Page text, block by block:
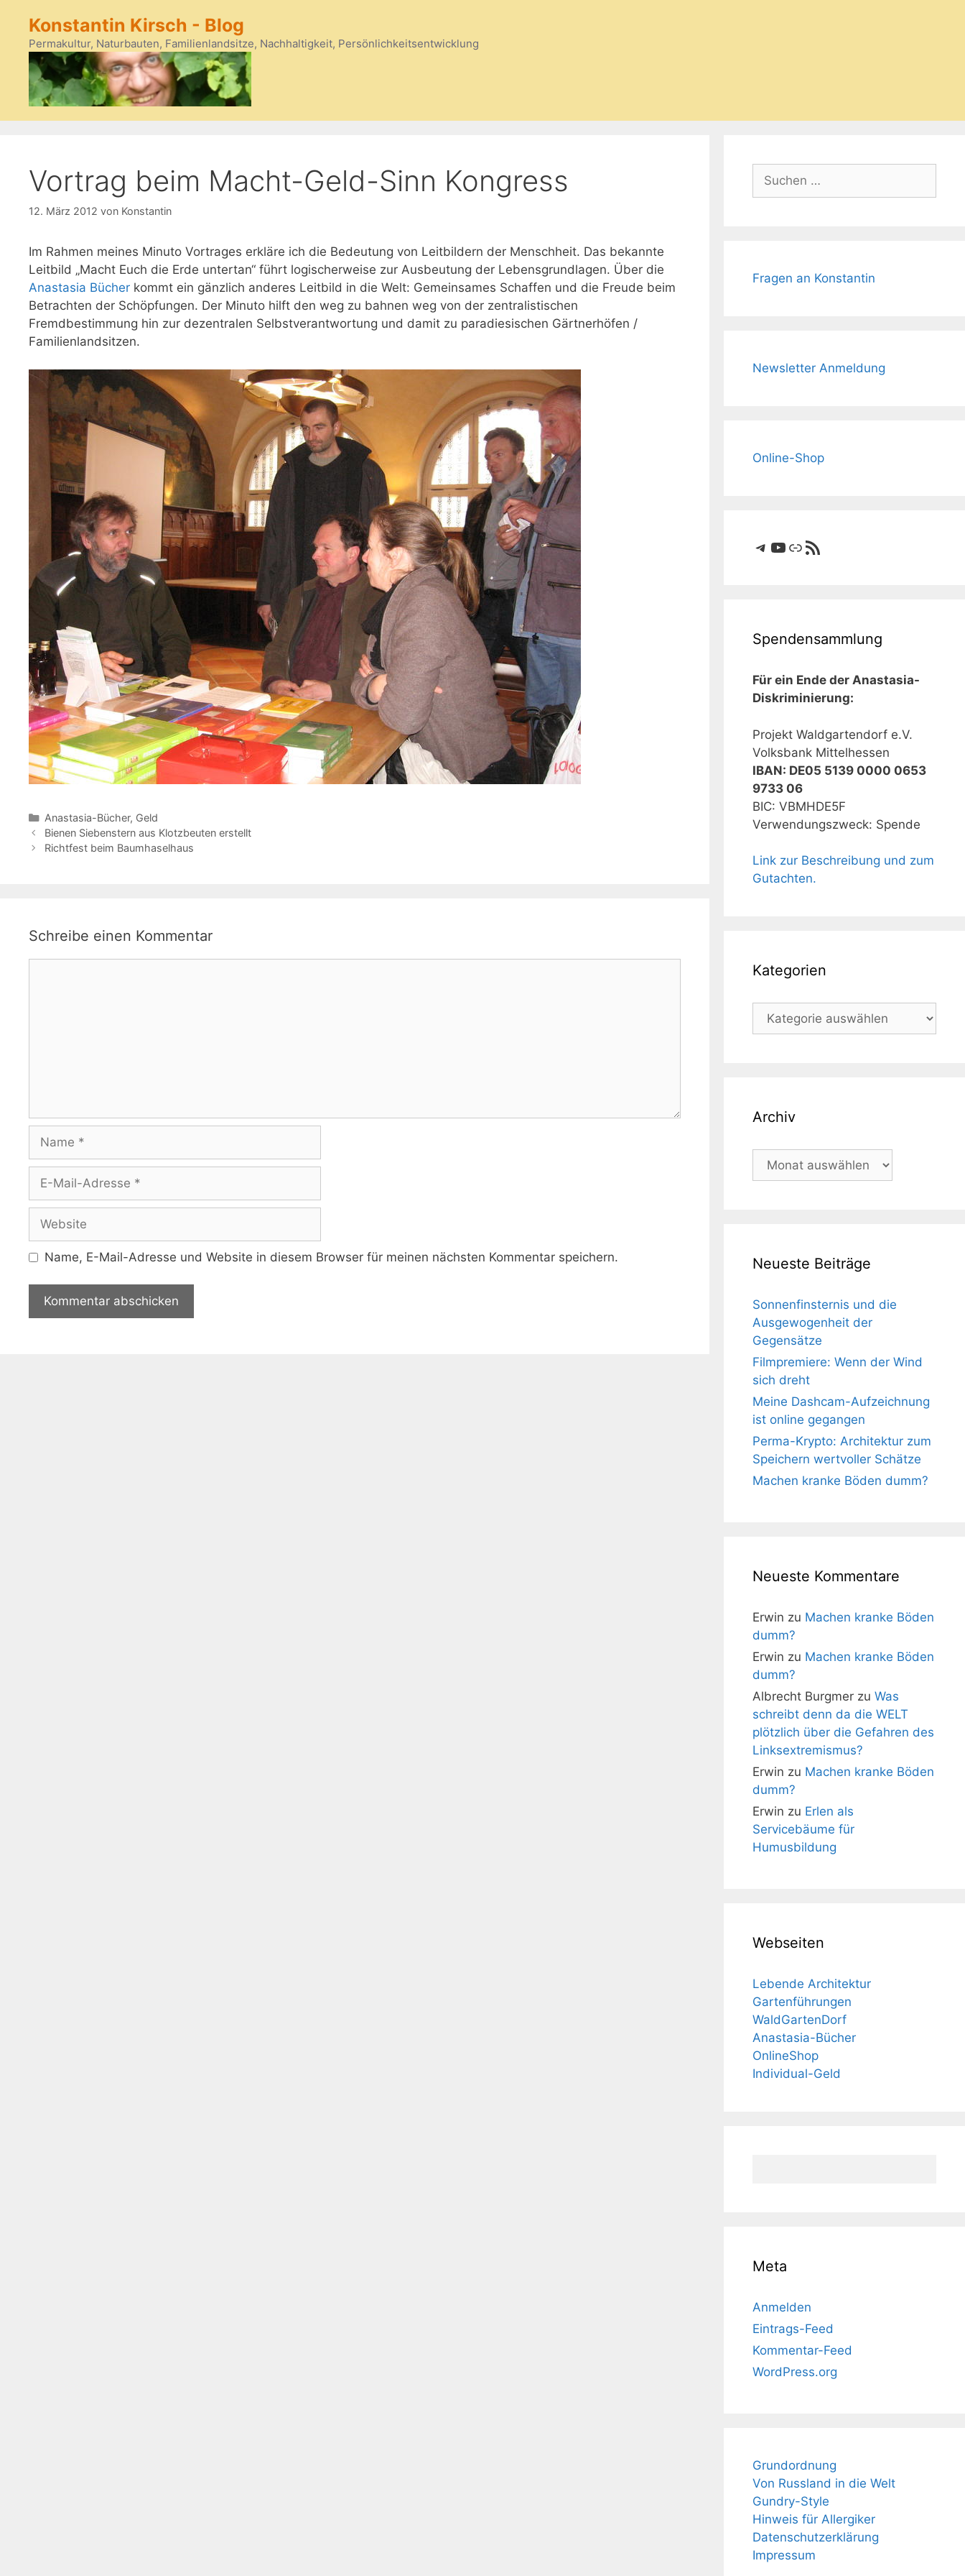
springen
Konstantin Kirsch - Blog
Permakultur, Naturbauten, Familienlandsitze, Nachhaltigkeit, Persönlichkeitsentwicklung
Vortrag beim Macht-Geld-Sinn Kongress
12. März 2012 von Konstantin
Im Rahmen meines Minuto Vortrages erkläre ich die Bedeutung von Leitbildern der Menschheit. Das bekannte
Leitbild „Macht Euch die Erde untertan“ führt logischerweise zur Ausbeutung der Lebensgrundlagen. Über die
Anastasia Bücher kommt ein gänzlich anderes Leitbild in die Welt: Gemeinsames Schaffen und die Freude beim
Betrachten der Schöpfungen. Der Minuto hilft den weg zu bahnen weg von der zentralistischen
Fremdbestimmung hin zur dezentralen Selbstverantwortung und damit zu paradiesischen Gärtnerhöfen /
Familienlandsitzen.
Kategorien
Anastasia-Bücher, Geld
Bienen Siebenstern aus Klotzbeuten erstellt
Richtfest beim Baumhaselhaus
Schreibe einen Kommentar
Mail-
Adresse
Name, E-Mail-Adresse und Website in diesem Browser für meinen nächsten Kommentar speichern.
Suchen
nach:
Fragen an Konstantin
Newsletter Anmeldung
Online-Shop
Telegram
YouTube
LinkRSS-Feed
Spendensammlung
Für ein Ende der Anastasia-
Diskriminierung:
Projekt Waldgartendorf e.V.
Volksbank Mittelhessen
IBAN: DE05 5139 0000 0653
9733 06
BIC: VBMHDE5F
Verwendungszweck: Spende
Link zur Beschreibung und zum
Gutachten.
Kategorien
Kategorien
Archiv
Archiv
Neueste Beiträge
Sonnenfinsternis und die
Ausgewogenheit der
Gegensätze
Filmpremiere: Wenn der Wind
sich dreht
Meine Dashcam-Aufzeichnung
ist online gegangen
Perma-Krypto: Architektur zum
Speichern wertvoller Schätze
Machen kranke Böden dumm?
Neueste Kommentare
Erwin zu Machen kranke Böden
dumm?
Erwin zu Machen kranke Böden
dumm?
Albrecht Burgmer zu Was
schreibt denn da die WELT
plötzlich über die Gefahren des
Linksextremismus?
Erwin zu Machen kranke Böden
dumm?
Erwin zu Erlen als
Servicebäume für
Humusbildung
Webseiten
Lebende Architektur
Gartenführungen
WaldGartenDorf
Anastasia-Bücher
OnlineShop
Individual-Geld
Meta
Anmelden
Eintrags-Feed
Kommentar-Feed
WordPress.org
Grundordnung
Von Russland in die Welt
Gundry-Style
Hinweis für Allergiker
Datenschutzerklärung
Impressum